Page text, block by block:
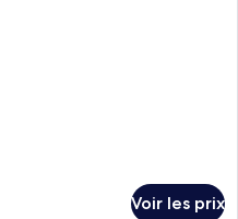
Voir les prix